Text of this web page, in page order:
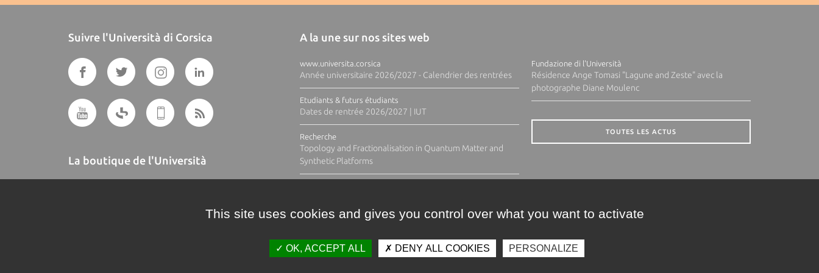
Suivre l'Università di Corsica
La boutique de l'Università
A la une sur nos sites web
www.universita.corsica
Année universitaire 2026/2027 - Calendrier des rentrées
Etudiants & futurs étudiants
Dates de rentrée 2026/2027 | IUT
Recherche
Topology and Fractionalisation in Quantum Matter and
Synthetic Platforms
Fundazione di l'Università
Résidence Ange Tomasi "Lagune and Zeste" avec la
photographe Diane Moulenc
TOUTES LES ACTUS
This site uses cookies and gives you control over what you want to activate
OK, ACCEPT ALL DENY ALL COOKIES PERSONALIZE